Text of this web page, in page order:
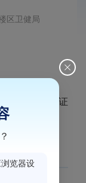
区卫健局
疗广告审查证
览器设